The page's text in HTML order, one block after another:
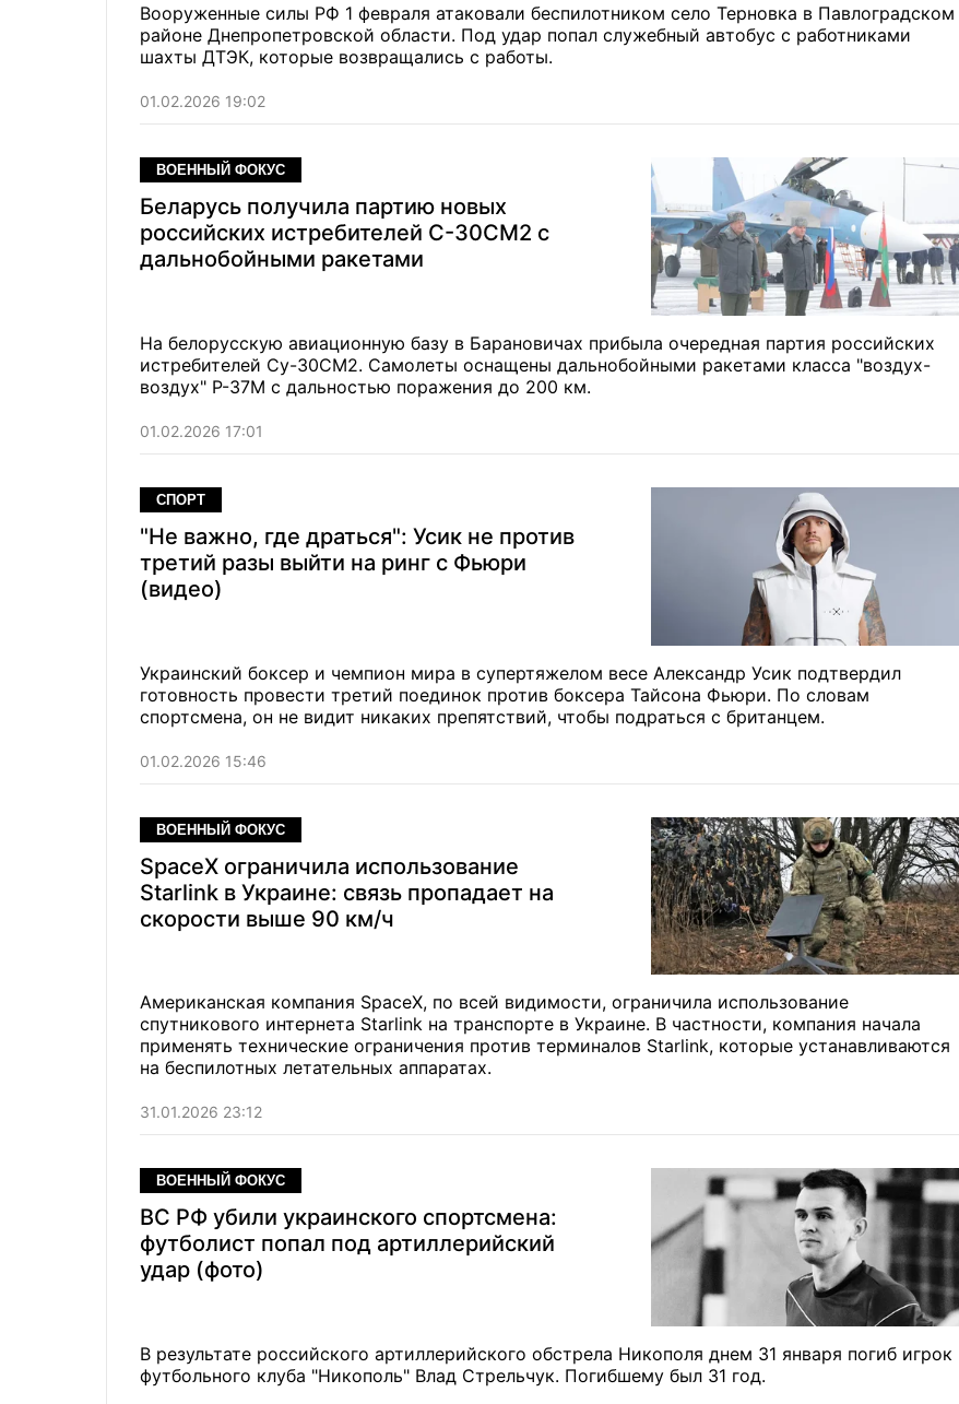
Вооруженные силы РФ 1 февраля атаковали беспилотником село Терновка в Павлоградском
районе Днепропетровской области. Под удар попал служебный автобус с работниками
шахты ДТЭК, которые возвращались с работы.
01.02.2026 19:02
ВОЕННЫЙ ФОКУС
Беларусь получила партию новых
российских истребителей С-30СМ2 с
дальнобойными ракетами
На белорусскую авиационную базу в Барановичах прибыла очередная партия российских
истребителей Су-30СМ2. Самолеты оснащены дальнобойными ракетами класса "воздух-
воздух" Р-37М с дальностью поражения до 200 км.
01.02.2026 17:01
СПОРТ
"Не важно, где драться": Усик не против
третий разы выйти на ринг с Фьюри
(видео)
Украинский боксер и чемпион мира в супертяжелом весе Александр Усик подтвердил
готовность провести третий поединок против боксера Тайсона Фьюри. По словам
спортсмена, он не видит никаких препятствий, чтобы подраться с британцем.
01.02.2026 15:46
ВОЕННЫЙ ФОКУС
SpaceX ограничила использование
Starlink в Украине: связь пропадает на
скорости выше 90 км/ч
Американская компания SpaceX, по всей видимости, ограничила использование
спутникового интернета Starlink на транспорте в Украине. В частности, компания начала
применять технические ограничения против терминалов Starlink, которые устанавливаются
на беспилотных летательных аппаратах.
31.01.2026 23:12
ВОЕННЫЙ ФОКУС
ВС РФ убили украинского спортсмена:
футболист попал под артиллерийский
удар (фото)
В результате российского артиллерийского обстрела Никополя днем 31 января погиб игрок
футбольного клуба "Никополь" Влад Стрельчук. Погибшему был 31 год.